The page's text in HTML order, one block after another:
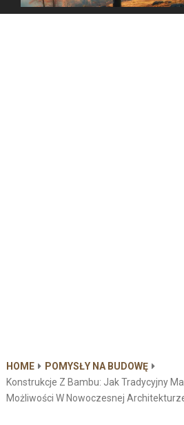
HOME
POMYSŁY NA BUDOWĘ
Konstrukcje Z Bambu: Jak Tradycyjny
Możliwości W Nowoczesnej